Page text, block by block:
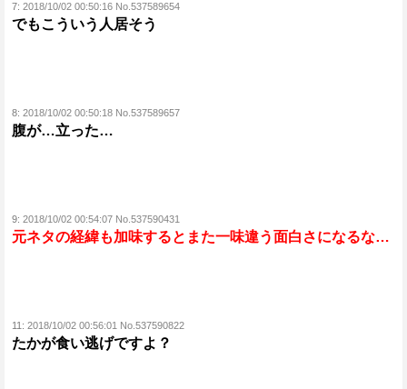
7: 2018/10/02 00:50:16 No.537589654
でもこういう人居そう
8: 2018/10/02 00:50:18 No.537589657
腹が…立った…
9: 2018/10/02 00:54:07 No.537590431
元ネタの経緯も加味するとまた一味違う面白さになるな…
11: 2018/10/02 00:56:01 No.537590822
たかが食い逃げですよ？